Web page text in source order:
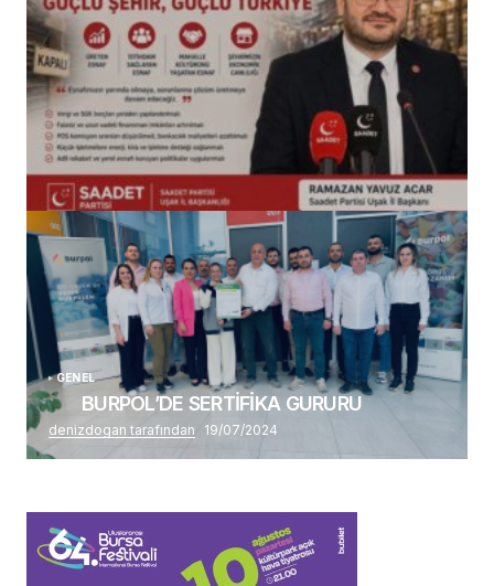
(başlıksız)
Alaattin Karahan tarafından 14/07/2026
GENEL
BURPOL’DE SERTİFİKA GURURU
denizdogan tarafından 19/07/2024